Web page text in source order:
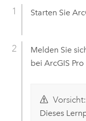
Starten Sie
Melden Sie
bei ArcGIS Pro
Vorsicht:
Dieses